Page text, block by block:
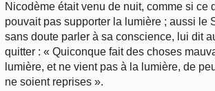
Nicodème était venu de nuit, comme si ce
pouvait pas supporter la lumière ; aussi le
sans doute parler à sa conscience, lui dit
quitter : « Quiconque fait des choses
lumière, et ne vient pas à la lumière, de
ne soient reprises ».